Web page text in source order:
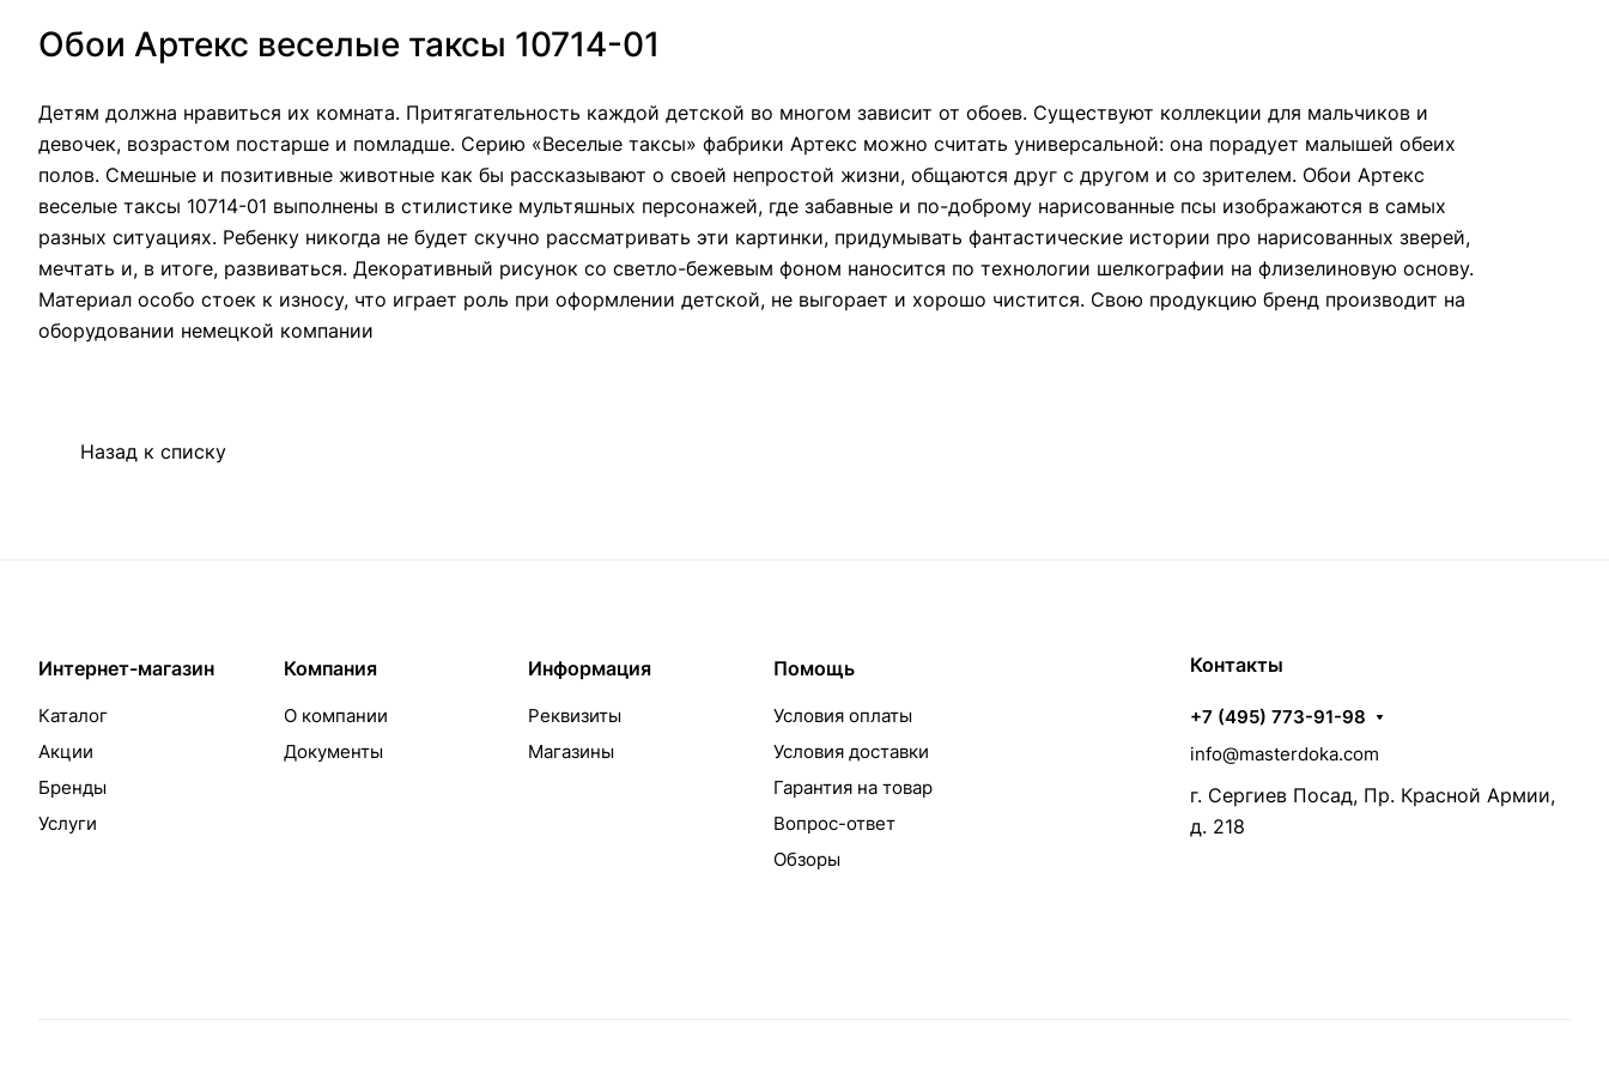
Обои Артекс веселые таксы 10714-01
Детям должна нравиться их комната. Притягательность каждой детской во многом зависит от обоев. Существуют коллекции для мальчиков и
девочек, возрастом постарше и помладше. Серию «Веселые таксы» фабрики Артекс можно считать универсальной: она порадует малышей обеих
полов. Смешные и позитивные животные как бы рассказывают о своей непростой жизни, общаются друг с другом и со зрителем. Обои Артекс
веселые таксы 10714-01 выполнены в стилистике мультяшных персонажей, где забавные и по-доброму нарисованные псы изображаются в самых
разных ситуациях. Ребенку никогда не будет скучно рассматривать эти картинки, придумывать фантастические истории про нарисованных зверей,
мечтать и, в итоге, развиваться. Декоративный рисунок со светло-бежевым фоном наносится по технологии шелкографии на флизелиновую основу.
Материал особо стоек к износу, что играет роль при оформлении детской, не выгорает и хорошо чистится. Свою продукцию бренд производит на
оборудовании немецкой компании
Назад к списку
Интернет-магазин
Каталог
Акции
Бренды
Услуги
Компания
О компании
Документы
Информация
Реквизиты
Магазины
Помощь
Условия оплаты
Условия доставки
Гарантия на товар
Вопрос-ответ
Обзоры
Контакты
+7 (495) 773-91-98
info@masterdoka.com
г. Сергиев Посад, Пр. Красной Армии,
д. 218